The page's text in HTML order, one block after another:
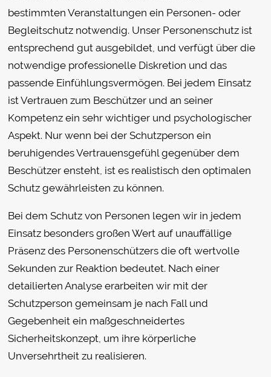
bestimmten Veranstaltungen ein Personen- oder
Begleitschutz notwendig. Unser Personenschutz ist
entsprechend gut ausgebildet, und verfügt über die
notwendige professionelle Diskretion und das
passende Einfühlungsvermögen. Bei jedem Einsatz
ist Vertrauen zum Beschützer und an seiner
Kompetenz ein sehr wichtiger und psychologischer
Aspekt. Nur wenn bei der Schutzperson ein
beruhigendes Vertrauensgefühl gegenüber dem
Beschützer ensteht, ist es realistisch den optimalen
Schutz gewährleisten zu können.
Bei dem Schutz von Personen legen wir in jedem
Einsatz besonders großen Wert auf unauffällige
Präsenz des Personenschützers die oft wertvolle
Sekunden zur Reaktion bedeutet. Nach einer
detailierten Analyse erarbeiten wir mit der
Schutzperson gemeinsam je nach Fall und
Gegebenheit ein maßgeschneidertes
Sicherheitskonzept, um ihre körperliche
Unversehrtheit zu realisieren.